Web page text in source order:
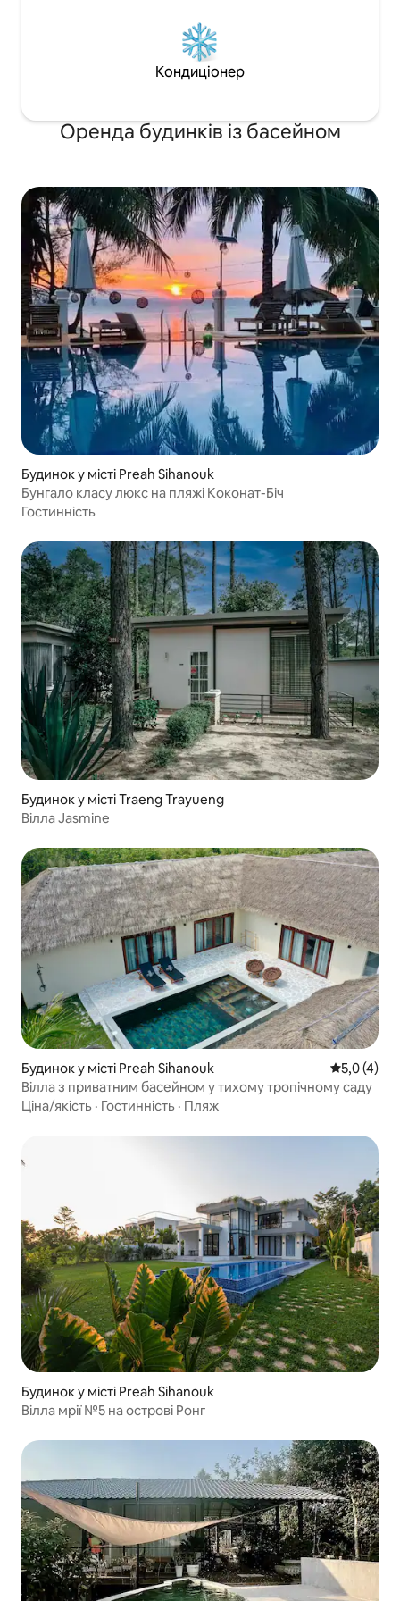
Кондиціонер
Оренда будинків із басейном
Будинок у місті Preah Sihanouk
Бунгало класу люкс на пляжі Коконат-Біч
Гостинність
Будинок у місті Traeng Trayueng
Вілла Jasmine
Будинок у місті Preah Sihanouk Середня
5,0 (4)
Вілла з приватним басейном у тихому тропічному саду
Ціна/якість · Гостинність · Пляж
Будинок у місті Preah Sihanouk
Вілла мрії №5 на острові Ронг